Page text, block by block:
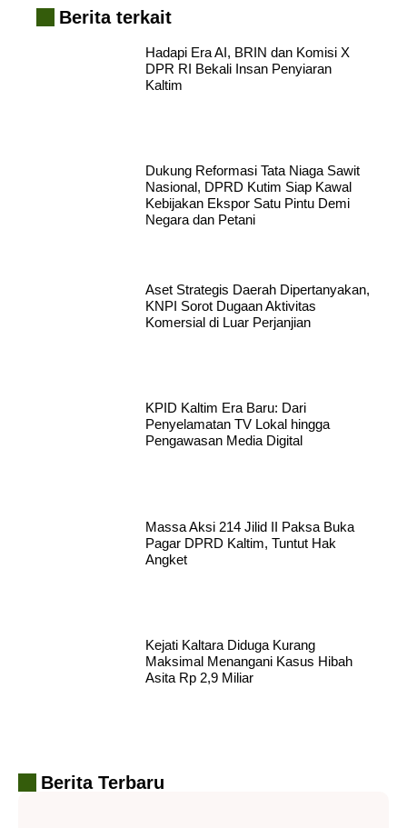
Berita terkait
Hadapi Era AI, BRIN dan Komisi X
DPR RI Bekali Insan Penyiaran
Kaltim
Dukung Reformasi Tata Niaga Sawit
Nasional, DPRD Kutim Siap Kawal
Kebijakan Ekspor Satu Pintu Demi
Negara dan Petani
Aset Strategis Daerah Dipertanyakan,
KNPI Sorot Dugaan Aktivitas
Komersial di Luar Perjanjian
KPID Kaltim Era Baru: Dari
Penyelamatan TV Lokal hingga
Pengawasan Media Digital
Massa Aksi 214 Jilid II Paksa Buka
Pagar DPRD Kaltim, Tuntut Hak
Angket
Kejati Kaltara Diduga Kurang
Maksimal Menangani Kasus Hibah
Asita Rp 2,9 Miliar
Berita Terbaru